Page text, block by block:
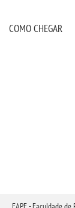
COMO CHEGAR